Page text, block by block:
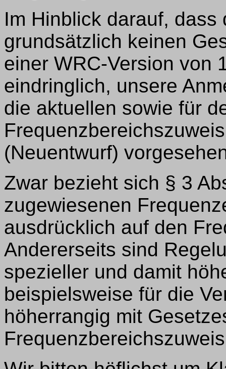
Im Hinblick darauf,
grundsätzlich keinen
einer WRC-Version von
eindringlich, unsere
die aktuellen sowie für
(Neuentwurf)
Zwar bezieht sich § 3
zugewiesenen
ausdrücklich auf den
Andererseits sind
spezieller und damit
beispielsweise für die
höherrangig mit